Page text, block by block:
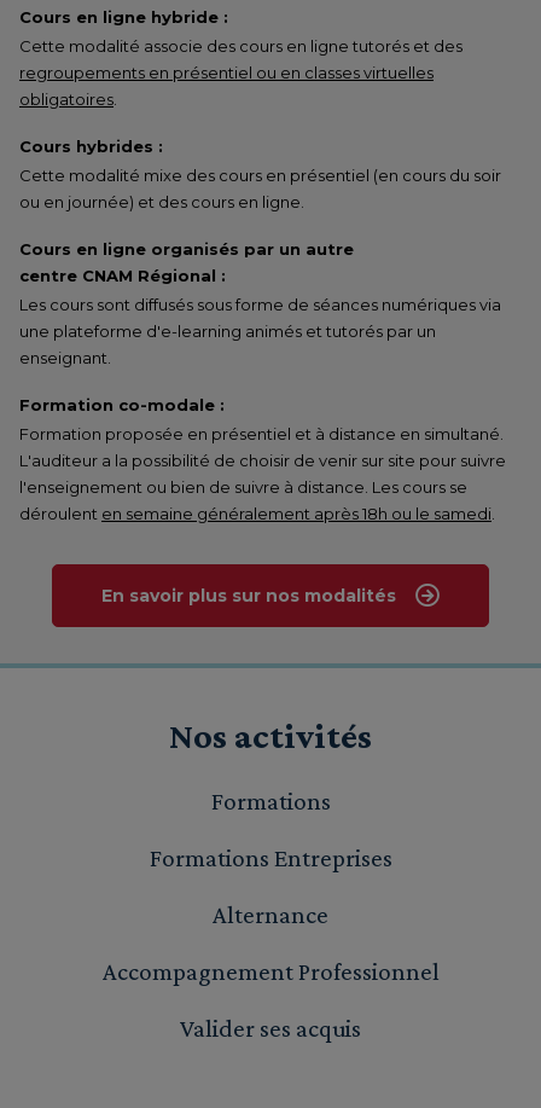
Cours en ligne hybride :
Cette modalité associe des cours en ligne tutorés et des
regroupements en présentiel ou en classes virtuelles
obligatoires
Cours hybrides :
Cette modalité mixe des cours en présentiel (en cours du soir
ou en journée) et des cours en ligne.
Cours en ligne organisés par un autre
centre CNAM Régional :
Les cours sont diffusés sous forme de séances numériques via
une plateforme d'e-learning animés et tutorés par un
enseignant.
Formation co-modale :
Formation proposée en présentiel et à distance en simultané.
L'auditeur a la possibilité de choisir de venir sur site pour suivre
l'enseignement ou bien de suivre à distance. Les cours se
déroulent en semaine généralement après 18h ou le samedi
En savoir plus sur nos modalités
Nos activités
Formations
Formations Entreprises
Alternance
Accompagnement Professionnel
Valider ses acquis